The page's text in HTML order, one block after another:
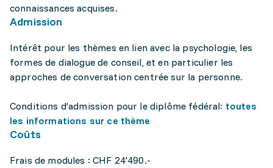
connaissances acquises.
Admission
Intérêt pour les thèmes en lien avec la psychologie, les
formes de dialogue de conseil, et en particulier les
approches de conversation centrée sur la personne.
Conditions d’admission pour le diplôme fédéral: toutes
les informations sur ce thème
Coûts
Frais de modules : CHF 24'490.-